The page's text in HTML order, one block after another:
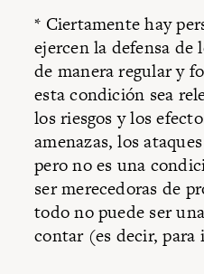
* Ciertamente hay
ejercen la defensa de
de manera regular y
esta condición sea
los riesgos y los
amenazas, los
pero no es una
ser merecedoras de
todo no puede ser
contar (es decir,